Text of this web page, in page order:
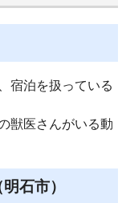
宿泊を扱っている
獣医さんがいる動
石市）